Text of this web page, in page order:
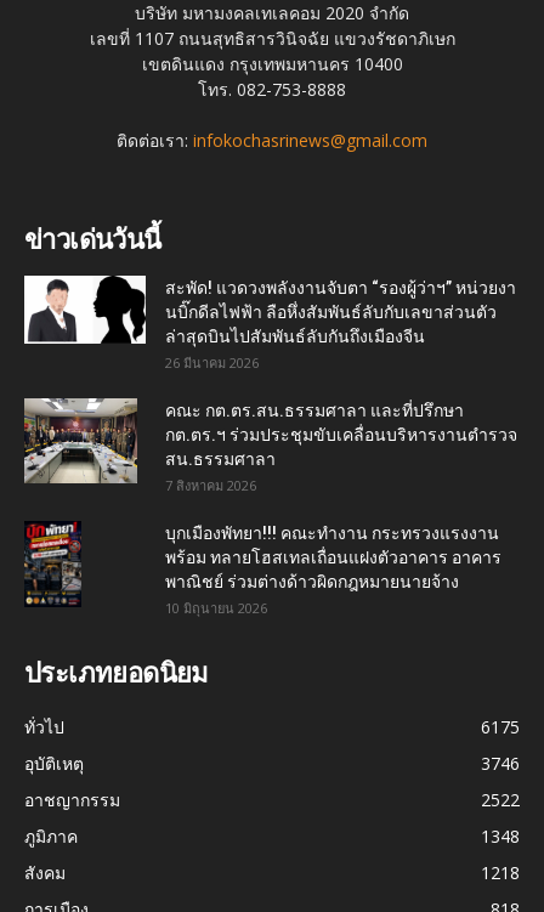
บริษัท มหามงคลเทเลคอม 2020 จำกัด
เลขที่ 1107 ถนนสุทธิสารวินิจฉัย แขวงรัชดาภิเษก
เขตดินแดง กรุงเทพมหานคร 10400
โทร. 082-753-8888
ติดต่อเรา: infokochasrinews@gmail.com
ข่าวเด่นวันนี้
สะพัด! แวดวงพลังงานจับตา “รองผู้ว่าฯ” หน่วยงา
นบิ๊กดีลไฟฟ้า ลือหึ่งสัมพันธ์ลับกับเลขาส่วนตัว
ล่าสุดบินไปสัมพันธ์ลับกันถึงเมืองจีน
26 มีนาคม 2026
คณะ กต.ตร.สน.ธรรมศาลา และที่ปรึกษา
กต.ตร.ฯ ร่วมประชุมขับเคลื่อนบริหารงานตำรวจ
สน.ธรรมศาลา
7 สิงหาคม 2026
บุกเมืองพัทยา!!! คณะทำงาน กระทรวงแรงงาน
พร้อม ทลายโฮสเทลเถื่อนแฝงตัวอาคาร อาคาร
พาณิชย์ ร่วมต่างด้าวผิดกฎหมายนายจ้าง
10 มิถุนายน 2026
ประเภทยอดนิยม
ทั่วไป
6175
อุบัติเหตุ
3746
อาชญากรรม
2522
ภูมิภาค
1348
สังคม
1218